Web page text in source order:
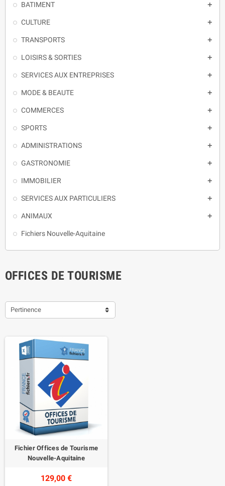
BATIMENT 
CULTURE 
TRANSPORTS 
LOISIRS & SORTIES 
SERVICES AUX ENTREPRISES 
MODE & BEAUTE 
COMMERCES 
SPORTS 
ADMINISTRATIONS 
GASTRONOMIE 
IMMOBILIER 
SERVICES AUX PARTICULIERS 
ANIMAUX 
Fichiers Nouvelle-Aquitaine
OFFICES DE TOURISME
Pertinence
Fichier Offices de Tourisme
Nouvelle-Aquitaine
129,00 €